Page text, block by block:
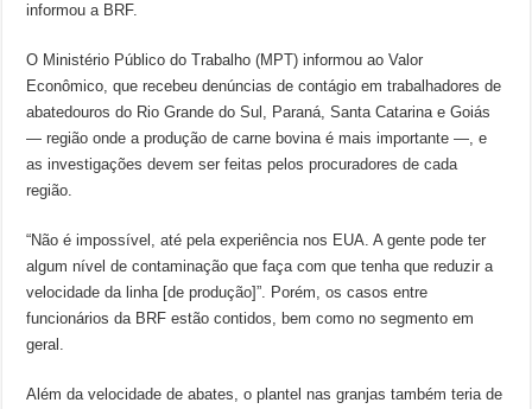
informou a BRF.
O Ministério Público do Trabalho (MPT) informou ao Valor
Econômico, que recebeu denúncias de contágio em trabalhadores de
abatedouros do Rio Grande do Sul, Paraná, Santa Catarina e Goiás
— região onde a produção de carne bovina é mais importante —, e
as investigações devem ser feitas pelos procuradores de cada
região.
“Não é impossível, até pela experiência nos EUA. A gente pode ter
algum nível de contaminação que faça com que tenha que reduzir a
velocidade da linha [de produção]”. Porém, os casos entre
funcionários da BRF estão contidos, bem como no segmento em
geral.
Além da velocidade de abates, o plantel nas granjas também teria de